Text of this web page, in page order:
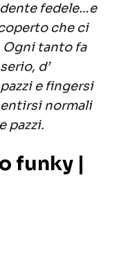
fedele…e
che ci
Ogni tanto fa
d’
e fingersi
normali
pazzi.
funky |